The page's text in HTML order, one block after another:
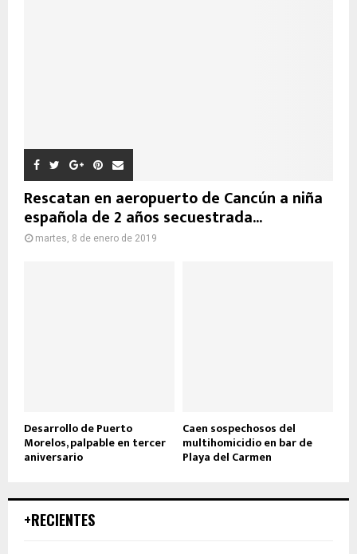
Rescatan en aeropuerto de Cancún a niña
española de 2 años secuestrada...
martes, 8 de enero de 2019
Desarrollo de Puerto
Morelos, palpable en tercer
aniversario
Caen sospechosos del
multihomicidio en bar de
Playa del Carmen
+RECIENTES